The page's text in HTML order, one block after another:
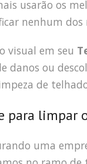
usarão os
nenhum dos
visual em seu
danos ou
de
para limpar
uma